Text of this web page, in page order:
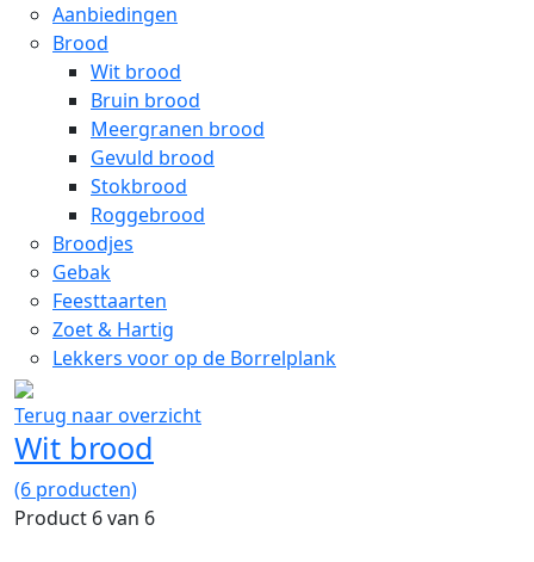
Aanbiedingen
Brood
Wit brood
Bruin brood
Meergranen brood
Gevuld brood
Stokbrood
Roggebrood
Broodjes
Gebak
Feesttaarten
Zoet & Hartig
Lekkers voor op de Borrelplank
Terug naar overzicht
Wit brood
(6 producten)
Product 6 van 6